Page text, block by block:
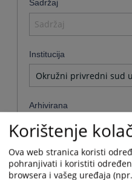
Sadržaj
Institucija
Okružni privredni sud
Arhivirana
Ne
Datum od
Korištenje
Ova web stranica koristi
pohranjivati i koristiti
browsera i vašeg uređaja